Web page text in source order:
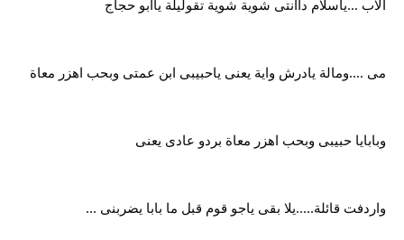
الاب ...ياسلام داانتى شوية شوية تقوليلة ياابو حجاج
مى ....ومالة يادرش واية يعنى ياحبيبى ابن عمتى وبحب اهزر معاة
وبابايا حبيبى وبحب اهزر معاة بردو عادى يعنى
واردفت قائلة.....يلا بقى ياجو قوم قبل ما بابا يضربنى ...